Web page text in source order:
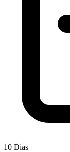
10 Dias